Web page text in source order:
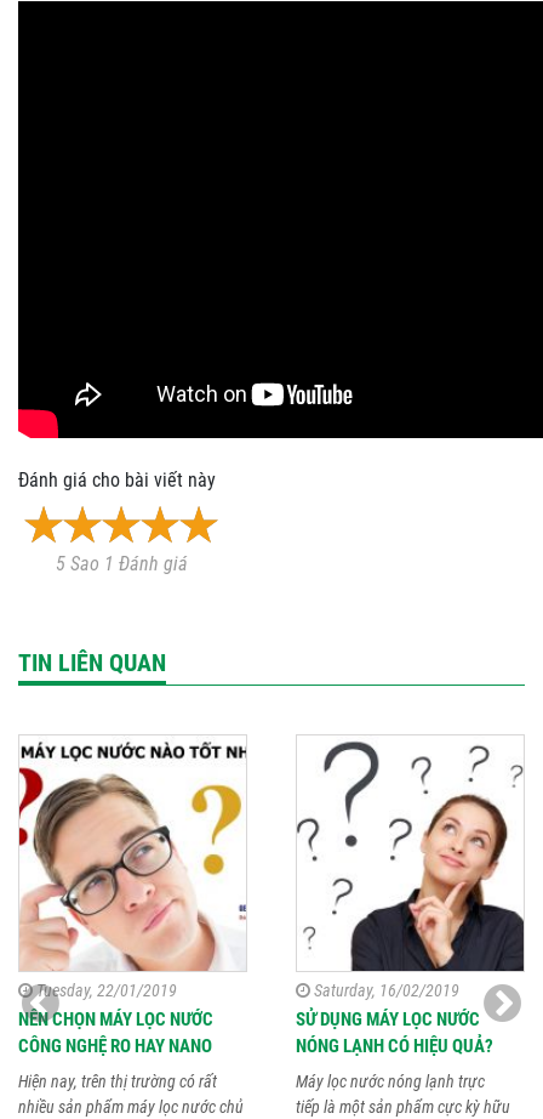
Đánh giá cho bài viết này
5 Sao 1 Đánh giá
TIN LIÊN QUAN
Tuesday, 22/01/2019
NÊN CHỌN MÁY LỌC NƯỚC
CÔNG NGHỆ RO HAY NANO
Hiện nay, trên thị trường có rất
nhiều sản phẩm máy lọc nước chủ
Saturday, 16/02/2019
SỬ DỤNG MÁY LỌC NƯỚC
NÓNG LẠNH CÓ HIỆU QUẢ?
Máy lọc nước nóng lạnh trực
tiếp là một sản phẩm cực kỳ hữu